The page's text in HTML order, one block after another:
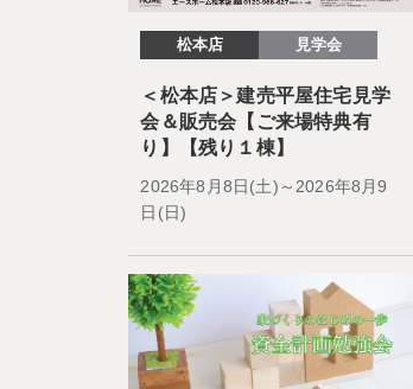
松本店 見学会
＜松本店＞建売平屋住宅見学
会＆販売会【ご来場特典有
り】【残り１棟】
2026年8月8日(土)～2026年8月9
日(日)